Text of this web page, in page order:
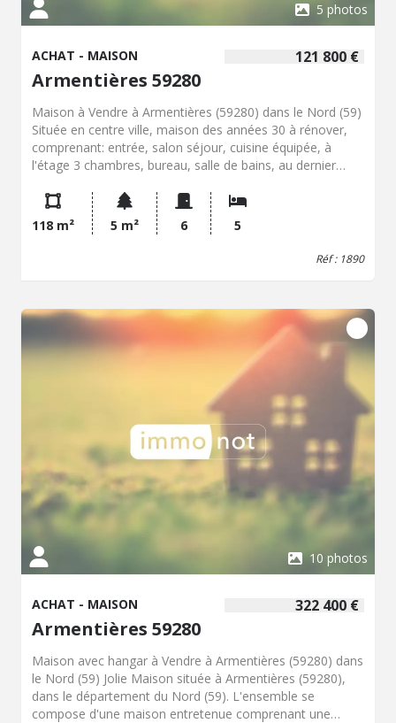
5 photos
121 800 €
ACHAT - MAISON
Armentières 59280
Maison à Vendre à Armentières (59280) dans le Nord (59)
Située en centre ville, maison des années 30 à rénover,
comprenant: entrée, salon séjour, cuisine équipée, à
l'étage 3 chambres, bureau, salle de bains, au dernier
chambres supplémentaires soit 5 chambres au total.
GARAGE, cour couverte. Elle se situe dans un secteur
disposant de bus, d'écoles, de commerces, de la gare, de
services et d'un centre-ville accessible. La commune
et aux principaux services de la ville. Armentières bénéficie
d'une gare, de lignes de bus, d'établissements scolaires,
de commerces et de services de proximité. Le centre-ville
permet d'accéder aux principaux commerces et aux
équipements utiles au quotidien. La commune est située
dans le Nord, à proximité de Lille et de la frontière belge,
avec des axes de circulation permettant de rejoindre les
communes voisines et l'agglomération lilloise. Cette
maison à vendre à Armentières peut correspondre à un
projet d'achat pour une résidence principale ou pour un
investissement, dans un secteur desservi par les
transports et les services de la commune. Contactez
notre office notarial pour obtenir de plus amples
renseignements sur cette maison à vendre à Armentières.
118 m² 5 m² 6 5
Réf : 1890
10 photos
322 400 €
ACHAT - MAISON
Armentières 59280
Maison avec hangar à Vendre à Armentières (59280) dans
le Nord (59) Jolie Maison située à Armentières (59280),
dans le département du Nord (59). L'ensemble se
compose d'une maison entretenue comprenant une